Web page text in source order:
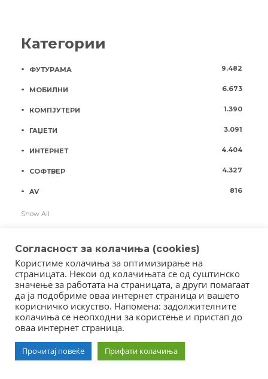
Категории
ФУТУРАМА 9.482
МОБИЛНИ 6.673
КОМПЈУТЕРИ 1.390
ГАЏЕТИ 3.091
ИНТЕРНЕТ 4.404
СОФТВЕР 4.327
AV 816
Show All
Copyright © 2018 - Member of IAB Macedonia
Member of Clip Media Group / 2017
Согласност за колачиња (cookies)
Користиме колачиња за оптимизирање на
страницата. Некои од колачињата се од суштинско
значење за работата на страницата, а други помагаат
да ја подобриме оваа интернет страница и вашето
корисничко искуство. Напомена: задолжителните
колачиња се неопходни за користење и пристап до
оваа интернет страница.
Прочитај повеќе Прифати колачиња